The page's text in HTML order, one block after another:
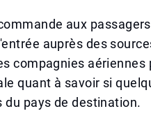
aux
auprès des
compagnies
quant à savoir si
du pays de destination.